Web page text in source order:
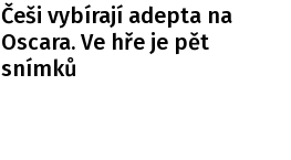
Češi vybírají adepta na
Oscara. Ve hře je pět
snímků